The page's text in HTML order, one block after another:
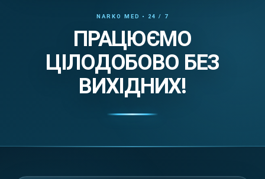
ПРАЦЮЄМО
ЦІЛОДОБОВО БЕЗ
ВИХІДНИХ!